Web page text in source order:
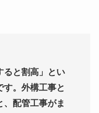
ると割高」とい
す。外構工事と
、配管工事がま